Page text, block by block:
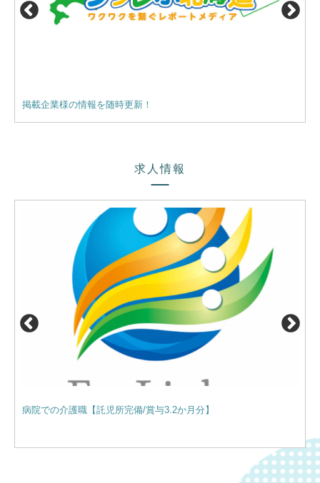
掲載企業様の情報を随時更新！
求人情報
病院での介護職【託児所完備/賞与3.2か月分】